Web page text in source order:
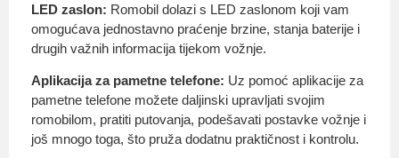
LED zaslon: Romobil dolazi s LED zaslonom koji vam
omogućava jednostavno praćenje brzine, stanja baterije i
drugih važnih informacija tijekom vožnje.
Aplikacija za pametne telefone: Uz pomoć aplikacije za
pametne telefone možete daljinski upravljati svojim
romobilom, pratiti putovanja, podešavati postavke vožnje i
još mnogo toga, što pruža dodatnu praktičnost i kontrolu.